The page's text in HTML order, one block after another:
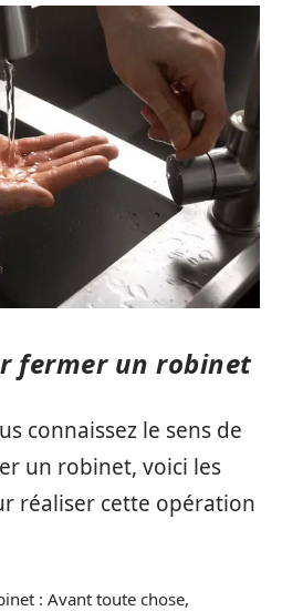
fermer un robinet
connaissez le sens de
un robinet, voici les
réaliser cette opération
: Avant toute chose,